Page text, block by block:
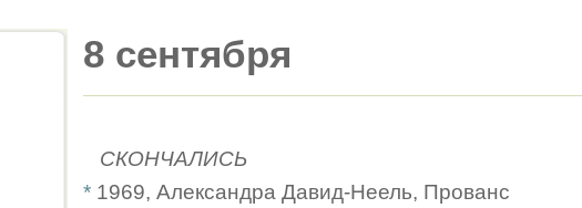
8 сентября
СКОНЧАЛИСЬ
* 1969, Александра Давид-Неель, Прованс